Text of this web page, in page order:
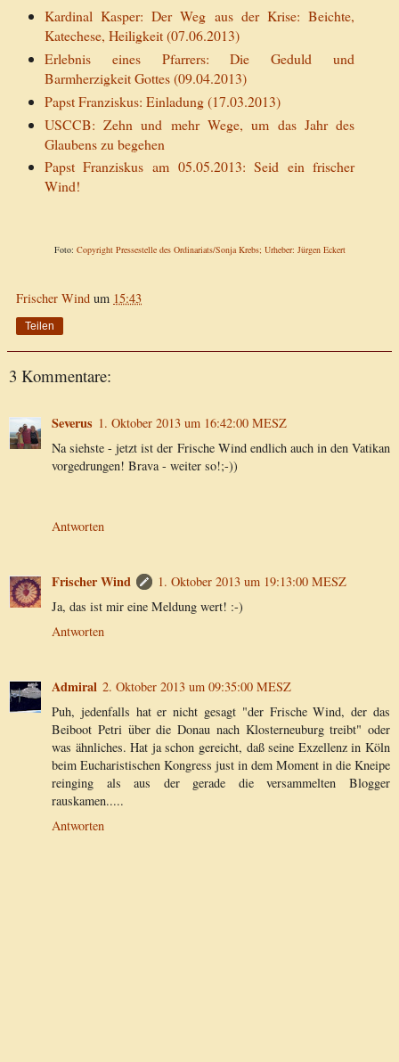
Kardinal Kasper: Der Weg aus der Krise: Beichte,
Katechese, Heiligkeit (07.06.2013)
Erlebnis eines Pfarrers: Die Geduld und
Barmherzigkeit Gottes (09.04.2013)
Papst Franziskus: Einladung (17.03.2013)
USCCB: Zehn und mehr Wege, um das Jahr des
Glaubens zu begehen
Papst Franziskus am 05.05.2013: Seid ein frischer
Wind!
Foto: Copyright Pressestelle des Ordinariats/Sonja Krebs; Urheber: Jürgen Eckert
Frischer Wind um 15:43
Teilen
3 Kommentare:
Severus 1. Oktober 2013 um 16:42:00 MESZ
Na siehste - jetzt ist der Frische Wind endlich auch in den Vatikan
vorgedrungen! Brava - weiter so!;-))
Antworten
Frischer Wind
1. Oktober 2013 um 19:13:00 MESZ
Ja, das ist mir eine Meldung wert! :-)
Antworten
Admiral 2. Oktober 2013 um 09:35:00 MESZ
Puh, jedenfalls hat er nicht gesagt "der Frische Wind, der das
Beiboot Petri über die Donau nach Klosterneuburg treibt" oder
was ähnliches. Hat ja schon gereicht, daß seine Exzellenz in Köln
beim Eucharistischen Kongress just in dem Moment in die Kneipe
reinging als aus der gerade die versammelten Blogger
rauskamen.....
Antworten